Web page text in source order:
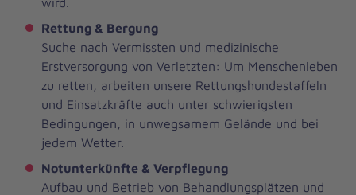
Rettung & Bergung
Suche nach Vermissten und medizinische
Erstversorgung von Verletzten: Um Menschenleben
zu retten, arbeiten unsere Rettungshundestaffeln
und Einsatzkräfte auch unter schwierigsten
Bedingungen, in unwegsamem Gelände und bei
jedem Wetter.
Notunterkünfte & Verpflegung
Aufbau und Betrieb von Behandlungsplätzen und